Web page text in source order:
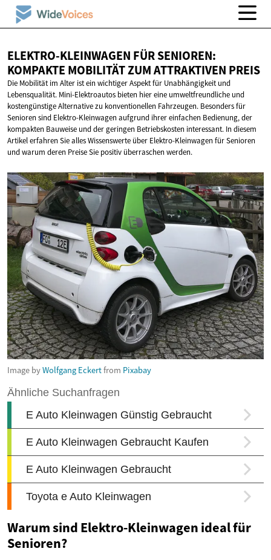
ELEKTRO-KLEINWAGEN FÜR SENIOREN:
KOMPAKTE MOBILITÄT ZUMATTRAKTIVEN PREIS
Die Mobilität im Alter ist ein wichtiger Aspekt für Unabhängigkeit und
Lebensqualität. Mini-Elektroautos bieten hier eine umweltfreundliche und
kostengünstige Alternative zu konventionellen Fahrzeugen. Besonders für
Senioren sind Elektro-Kleinwagen aufgrund ihrer einfachen Bedienung, der
kompakten Bauweise und der geringen Betriebskosten interessant. In diesem
Artikel erfahren Sie alles Wissenswerte über Elektro-Kleinwagen für Senioren
und warum deren Preise Sie positiv überraschen werden.
Image byWolfgang Eckertfrom Pixabay
Warum sind Elektro-Kleinwagen ideal für
Senioren?